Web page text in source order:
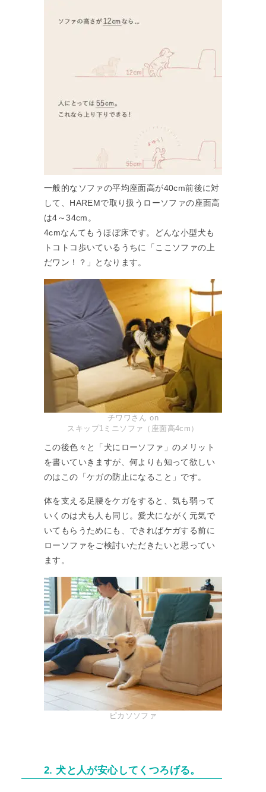
一般的なソファの平均座面高が40cm前後に対
して、HAREMで取り扱うローソファの座面高
は4～34cm。
4cmなんてもうほぼ床です。どんな小型犬も
トコトコ歩いているうちに「ここソファの上
だワン！？」となります。
チワワさん on
スキップ1ミニソファ（座面高4cm）
この後色々と「犬にローソファ」のメリット
を書いていきますが、何よりも知って欲しい
のはこの「ケガの防止になること」です。
体を支える足腰をケガをすると、気も弱って
いくのは犬も人も同じ。愛犬にながく元気で
いてもらうためにも、できればケガする前に
ローソファをご検討いただきたいと思ってい
ます。
ピカソソファ
2. 犬と人が安心してくつろげる。